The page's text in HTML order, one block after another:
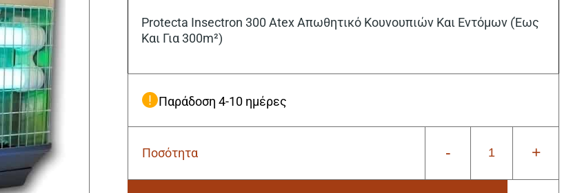
Protecta Insectron 300 Atex Απωθητικό Κουνουπιών Και Eντόμων (Έως
Και Για 300m²)
Παράδοση 4-10 ημέρες
Ποσότητα -
Protecta
+